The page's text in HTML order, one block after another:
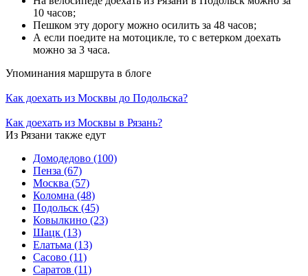
10 часов;
Пешком эту дорогу можно осилить за 48 часов;
А если поедите на мотоцикле, то с ветерком доехать
можно за 3 часа.
Упоминания маршрута в блоге
Как доехать из Москвы до Подольска?
Как доехать из Москвы в Рязань?
Из Рязани также едут
Домодедово (100)
Пенза (67)
Москва (57)
Коломна (48)
Подольск (45)
Ковылкино (23)
Шацк (13)
Елатьма (13)
Сасово (11)
Саратов (11)